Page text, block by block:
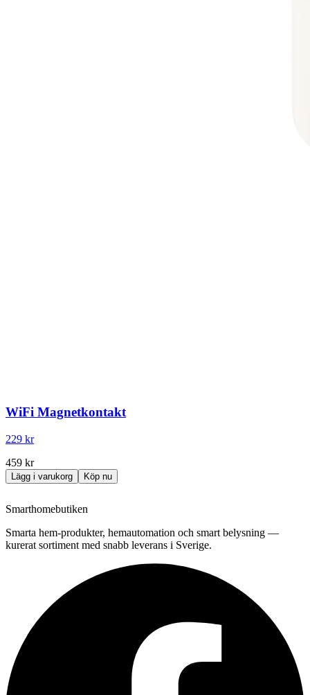
WiFi Magnetkontakt
229 kr
459 kr
Lägg i varukorg Köp nu
Smarthomebutiken
Smarta hem-produkter, hemautomation och smart belysning —
kurerat sortiment med snabb leverans i Sverige.